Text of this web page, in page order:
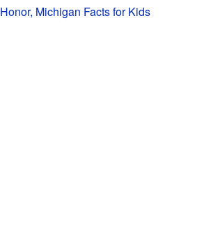
Honor, Michigan Facts for Kids